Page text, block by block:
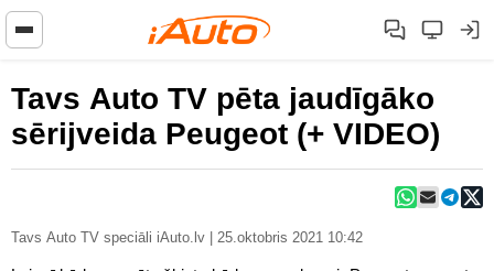
Tavs Auto TV pēta jaudīgāko
sērijveida Peugeot (+ VIDEO)
Tavs Auto TV speciāli iAuto.lv | 25.oktobris 2021 10:42